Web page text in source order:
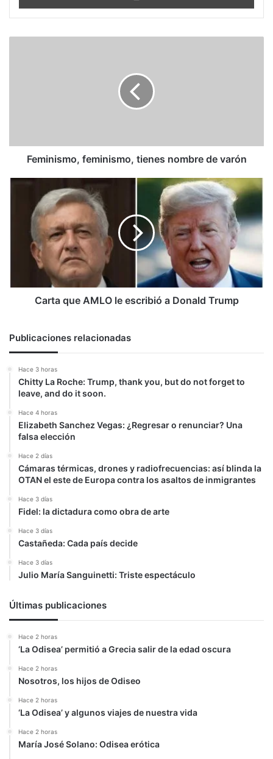
Feminismo, feminismo, tienes nombre de varón
Carta
escribió
Donald
Carta que AMLO le escribió a Donald Trump
Publicaciones relacionadas
Hace 3 horas
Chitty La Roche: Trump, thank you, but do not forget to
leave, and do it soon.
Hace 4 horas
Elizabeth Sanchez Vegas: ¿Regresar o renunciar? Una
falsa elección
Hace 2 días
Cámaras térmicas, drones y radiofrecuencias: así blinda la
OTAN el este de Europa contra los asaltos de inmigrantes
Hace 3 días
Fidel: la dictadura como obra de arte
Hace 3 días
Castañeda: Cada país decide
Hace 3 días
Julio María Sanguinetti: Triste espectáculo
Últimas publicaciones
Hace 2 horas
‘La Odisea’ permitió a Grecia salir de la edad oscura
Hace 2 horas
Nosotros, los hijos de Odiseo
Hace 2 horas
‘La Odisea’ y algunos viajes de nuestra vida
Hace 2 horas
María José Solano: Odisea erótica